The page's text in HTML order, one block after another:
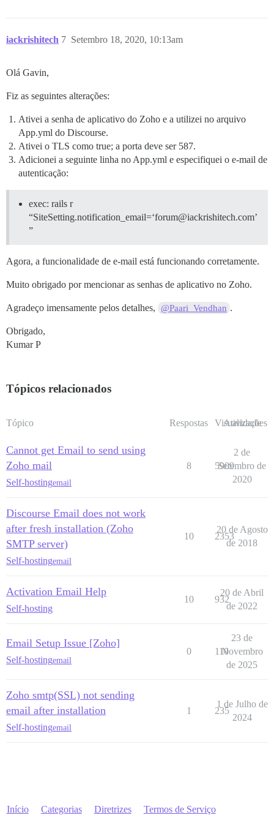
iackrishitech Setembro 18, 2020, 10:13am
7
Olá Gavin,
Fiz as seguintes alterações:
Ativei a senha de aplicativo do Zoho e a utilizei no arquivo
App.yml do Discourse.
Ativei o TLS como true; a porta deve ser 587.
Adicionei a seguinte linha no App.yml e especifiquei o e-mail de
autenticação:
exec: rails r
“SiteSetting.notification_email=‘forum@iackrishitech.com’
”
Agora, a funcionalidade de e-mail está funcionando corretamente.
Muito obrigado por mencionar as senhas de aplicativo no Zoho.
Agradeço imensamente pelos detalhes, @Paari_Vendhan .
Obrigado,
Kumar P
Tópicos relacionados
Tópico Respostas Visualizações
Atividade
Cannot get Email to send using
Zoho mail
Self-hostingemail
8 5909
2 de
Setembro de
2020
Discourse Email does not work
after fresh installation (Zoho
SMTP server)
Self-hostingemail
10 2353
20 de Agosto
de 2018
Activation Email Help
Self-hosting
10 932
20 de Abril
de 2022
Email Setup Issue [Zoho]
Self-hostingemail
0 110
23 de
Novembro
de 2025
Zoho smtp(SSL) not sending
email after installation
Self-hostingemail
1 235
1 de Julho de
2024
Início Categorias Diretrizes Termos de Serviço